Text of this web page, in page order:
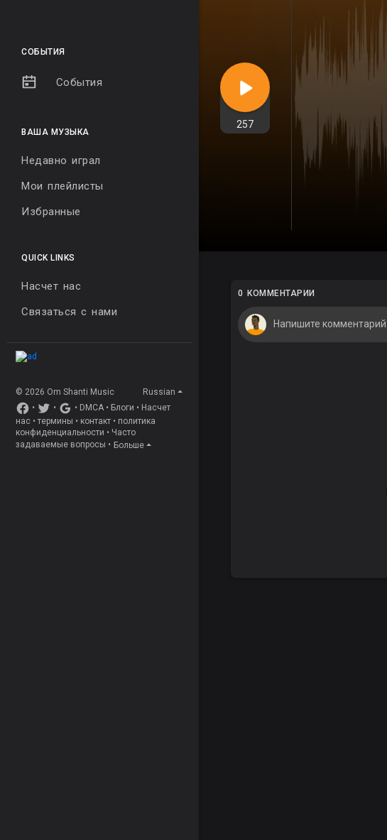
СОБЫТИЯ
События
ВАША МУЗЫКА
Недавно играл
Мои плейлисты
Избранные
QUICK LINKS
Насчет нас
Связаться с нами
© 2026 Om Shanti Music
Russian
•
• • DMCA • Блоги • Насчет
нас •термины • контакт • политика
конфиденциальности • Часто
задаваемые вопросы • Больше
257
0 КОММЕНТАРИИ